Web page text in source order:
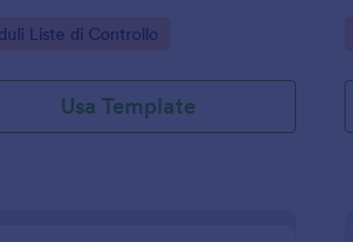
Category:
Liste di Controllo
Usa Template